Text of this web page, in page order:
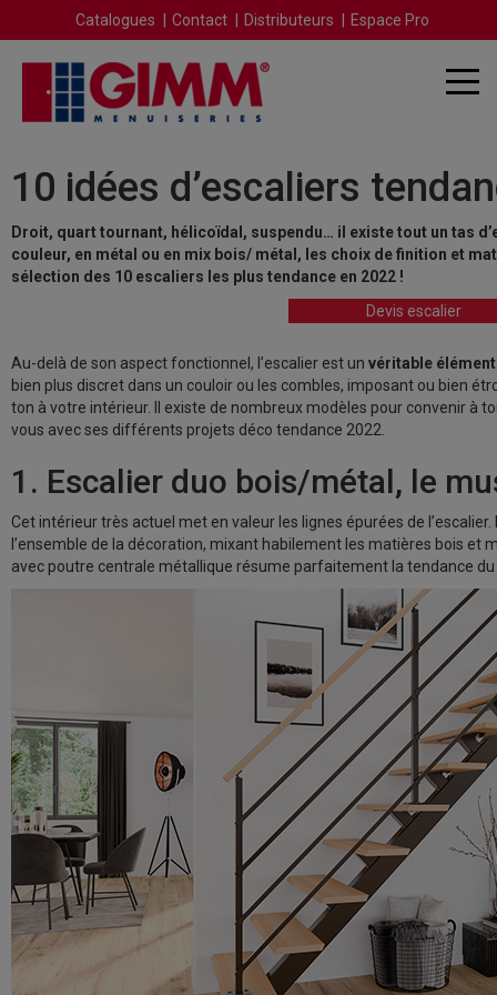
Catalogues Contact Distributeurs Espace Pro
10 idées d’escaliers
Droit, quart tournant, hélicoïdal, suspendu… il existe tout un tas
couleur, en métal ou en mix bois/ métal, les choix de finition et
sélection des 10 escaliers les plus tendance en 2022 !
Devis escalier
Au-delà de son aspect fonctionnel, l’escalier est un véritable
bien plus discret dans un couloir ou les combles, imposant ou bien
ton à votre intérieur. Il existe de nombreux modèles pour convenir à
vous avec ses différents projets déco tendance 2022.
1. Escalier duo bois/métal, le
Cet intérieur très actuel met en valeur les lignes épurées de
l’ensemble de la décoration, mixant habilement les matières bois et
avec poutre centrale métallique résume parfaitement la tendance